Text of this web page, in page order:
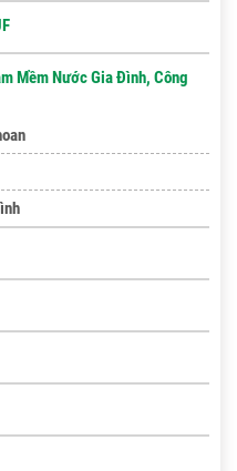
Mềm Nước Gia Đình, Công